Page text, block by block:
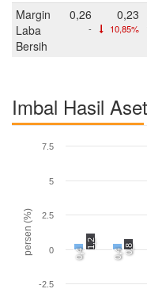
Margin
Laba
Bersih
0,26
-
0,23
10,85%
Imbal Hasil
persen (%) 0,4 0,4
1,2 0,8
-2.5
0
2.5
5
7.5